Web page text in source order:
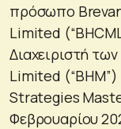
πρόσωπο
Limited
Διαχειριστή
Limited (“ΒΗΜ”)
Strategies
Φεβρουαρίου